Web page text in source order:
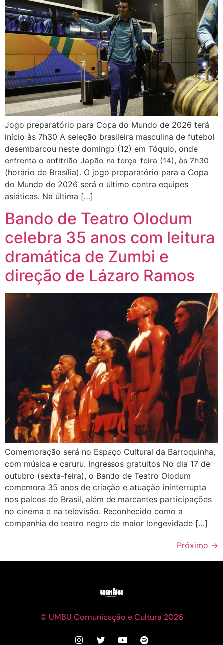
Jogo preparatório para Copa do Mundo de 2026 terá
início às 7h30 A seleção brasileira masculina de futebol
desembarcou neste domingo (12) em Tóquio, onde
enfrenta o anfitrião Japão na terça-feira (14), às 7h30
(horário de Brasília). O jogo preparatório para a Copa
do Mundo de 2026 será o último contra equipes
asiáticas. Na última […]
Bando de Teatro Olodum
celebra 35 anos com leitura
dramática de Zumbi e
direção de Lázaro Ramos
Comemoração será no Espaço Cultural da Barroquinha,
com música e caruru. Ingressos gratuitos No dia 17 de
outubro (sexta-feira), o Bando de Teatro Olodum
comemora 35 anos de criação e atuação ininterrupta
nos palcos do Brasil, além de marcantes participações
no cinema e na televisão. Reconhecido como a
companhia de teatro negro de maior longevidade […]
Próximo →
© UMBU Comunicação e Cultura 2026